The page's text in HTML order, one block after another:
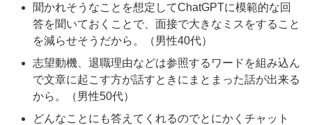
聞かれそうなことを想定してChatGPTに模範的な回
答を聞いておくことで、面接で大きなミスをすること
を減らせそうだから。（男性40代）
志望動機、退職理由などは参照するワードを組み込ん
で文章に起こす方が話すときにまとまった話が出来る
から。（男性50代）
どんなことにも答えてくれるのでとにかくチャット